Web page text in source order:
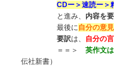
CDー＞速読ー＞
と進み、 内容を
最後に自分の意見
要訳は、 自分の
＝＝＞ 英作文
伝社新書）